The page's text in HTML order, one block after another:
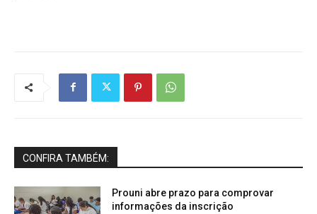
CONFIRA TAMBÉM:
Prouni abre prazo para comprovar
informações da inscrição